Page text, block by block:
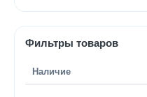
Фильтры товаров
Наличие